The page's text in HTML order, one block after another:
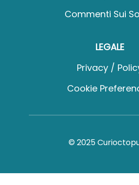
Commenti Sui
LEGALE
Privacy /
Cookie
© 2025